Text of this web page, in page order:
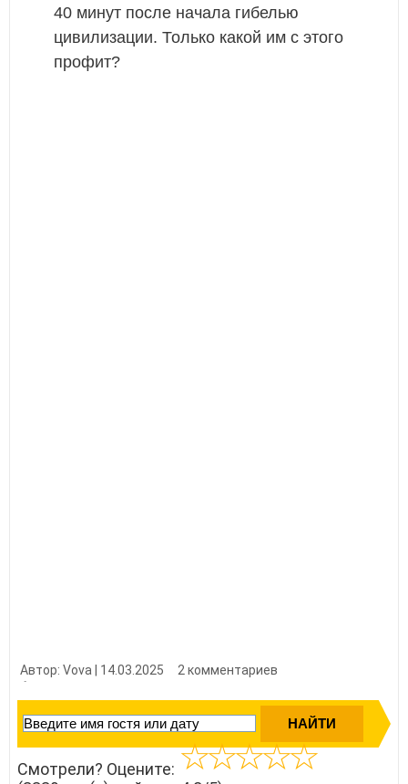
40 минут после начала гибелью
цивилизации. Только какой им с этого
профит?
Автор: Vova | 14.03.2025
2 комментариев
Смотрели? Оцените: